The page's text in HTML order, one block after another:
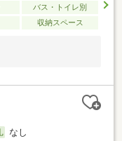
バス・トイレ別
収納スペース
なし